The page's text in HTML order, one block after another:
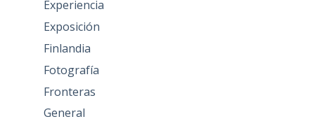
Experiencia
Exposición
Finlandia
Fotografía
Fronteras
General